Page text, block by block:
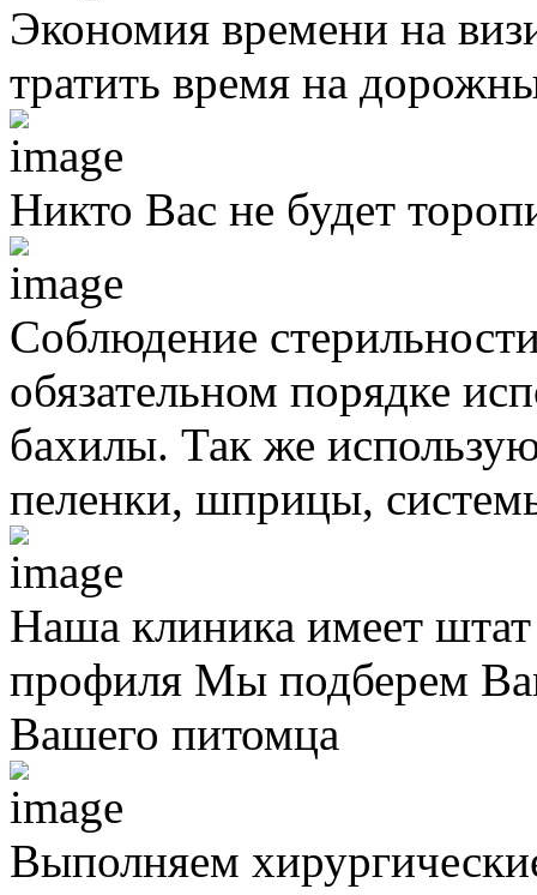
Экономия времени на
тратить время на
Никто Вас не будет
Соблюдение
обязательном порядке
бахилы. Так же
пеленки, шприцы,
Наша клиника имеет
профиля Мы подберем
Вашего питомца
Выполняем